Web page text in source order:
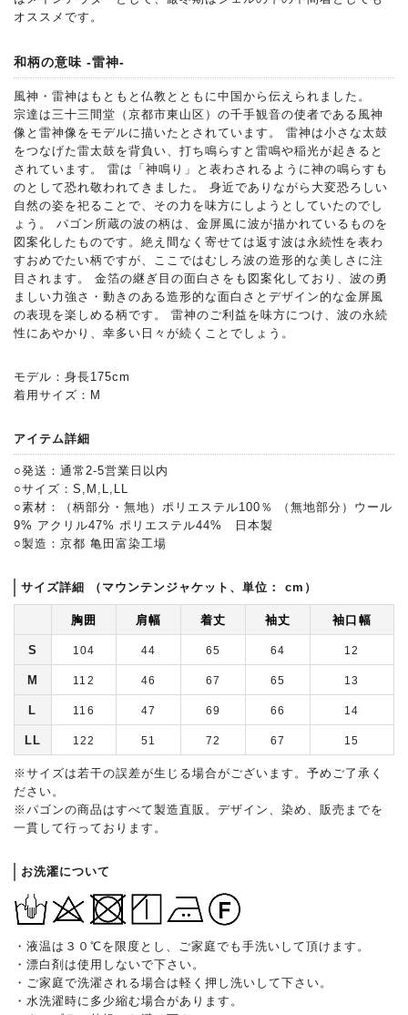
オススメです。
和柄の意味 -雷神-
風神・雷神はもともと仏教とともに中国から伝えられました。
宗達は三十三間堂（京都市東山区）の千手観音の使者である風神
像と雷神像をモデルに描いたとされています。 雷神は小さな太鼓
をつなげた雷太鼓を背負い、打ち鳴らすと雷鳴や稲光が起きると
されています。 雷は「神鳴り」と表わされるように神の鳴らすも
のとして恐れ敬われてきました。 身近でありながら大変恐ろしい
自然の姿を祀ることで、その力を味方にしようとしていたのでし
ょう。 パゴン所蔵の波の柄は、金屏風に波が描かれているものを
図案化したものです。絶え間なく寄せては返す波は永続性を表わ
すおめでたい柄ですが、ここではむしろ波の造形的な美しさに注
目されます。 金箔の継ぎ目の面白さをも図案化しており、波の勇
ましい力強さ・動きのある造形的な面白さとデザイン的な金屏風
の表現を楽しめる柄です。 雷神のご利益を味方につけ、波の永続
性にあやかり、幸多い日々が続くことでしょう。
モデル：身長175cm
着用サイズ：M
アイテム詳細
○発送：通常2-5営業日以内
○サイズ：S,M,L,LL
○素材：（柄部分・無地）ポリエステル100％ （無地部分）ウール
9% アクリル47% ポリエステル44% 日本製
○製造：京都 亀田富染工場
サイズ詳細 （マウンテンジャケット、単位： cm）
胸囲 肩幅 着丈 袖丈 袖口幅
S 104 44 65 64 12
M 112 46 67 65 13
L 116 47 69 66 14
LL 122 51 72 67 15
※サイズは若干の誤差が生じる場合がございます。予めご了承く
ださい。
※パゴンの商品はすべて製造直販。デザイン、染め、販売までを
一貫して行っております。
お洗濯について
・液温は３０℃を限度とし、ご家庭でも手洗いして頂けます。
・漂白剤は使用しないで下さい。
・ご家庭で洗濯される場合は軽く押し洗いして下さい。
・水洗濯時に多少縮む場合があります。